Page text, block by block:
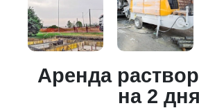
Аренда
на 2 дня